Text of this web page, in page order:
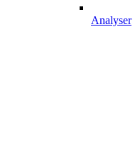
Analyser